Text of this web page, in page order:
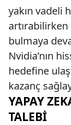
yakın vadeli
bulmaya
Nvidia’nın
hedefine
kazanç
YAPAY
TALEBI